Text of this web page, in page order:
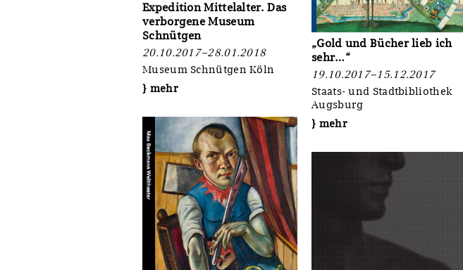
Expedition Mittelalter. Das
verborgene Museum
Schnütgen
20.10.2017–28.01.2018
Museum Schnütgen Köln
} mehr
„Gold und Bücher lieb ich
sehr…“
19.10.2017–15.12.2017
Staats- und Stadtbibliothek
Augsburg
} mehr